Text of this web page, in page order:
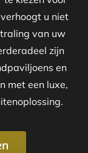
u niet
van uw
zijn
en
met een luxe,